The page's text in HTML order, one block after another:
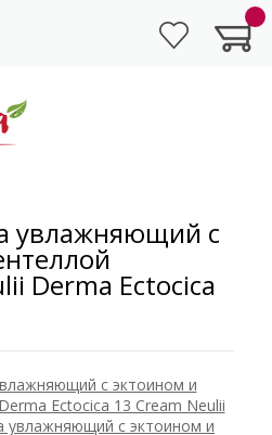
увлажняющий с
Derma Ectocica